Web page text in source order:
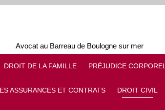
Avocat au Barreau de Boulogne sur mer
DROIT DE LA FAMILLE PRÉJUDICE CORPOREL
ASSURANCES ET CONTRATS DROIT CIVIL